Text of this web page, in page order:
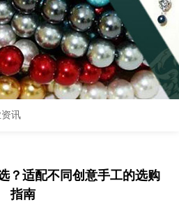
讯
？适配不同创意手工的选购
指南